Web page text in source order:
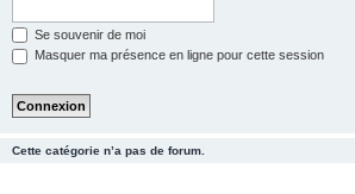
Se souvenir de moi
Masquer ma présence en ligne pour cette session
Cette catégorie n’a pas de forum.